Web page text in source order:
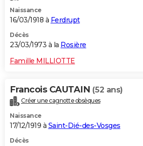
Naissance
16/03/1918 à Ferdrupt
Décès
23/03/1973 à la Rosière
Famille MILLIOTTE
Francois CAUTAIN (52 ans)
Créer une cagnotte obsèques
Naissance
17/12/1919 à Saint-Dié-des-Vosges
Décès